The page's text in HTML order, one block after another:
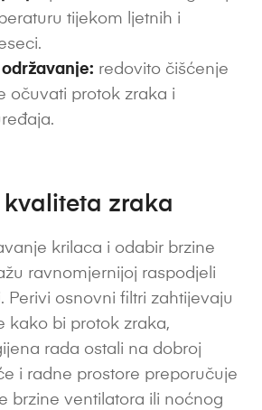
tijekom ljetnih i
redovito čišćenje
očuvati protok zraka i
kvaliteta zraka
krilaca i odabir brzine
ravnomjernijoj raspodjeli
Perivi osnovni filtri zahtijevaju
kako bi protok zraka,
rada ostali na dobroj
i radne prostore preporučuje
brzine ventilatora ili noćnog